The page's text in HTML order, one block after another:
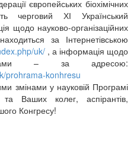
європейських біохімічних
черговий ХІ Український
щодо науково-організаційних
за Інтернетівською
uk/ , а інформація щодо
– за адресою:
prohrama-konhresu
змінами у науковій Програмі
Ваших колег, аспірантів,
Конгресу!